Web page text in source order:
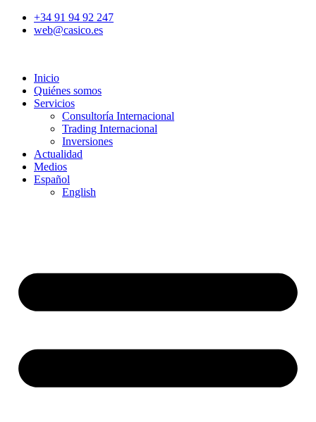
+34 91 94 92 247
web@casico.es
Inicio
Quiénes somos
Servicios
Consultoría Internacional
Trading Internacional
Inversiones
Actualidad
Medios
Español
English